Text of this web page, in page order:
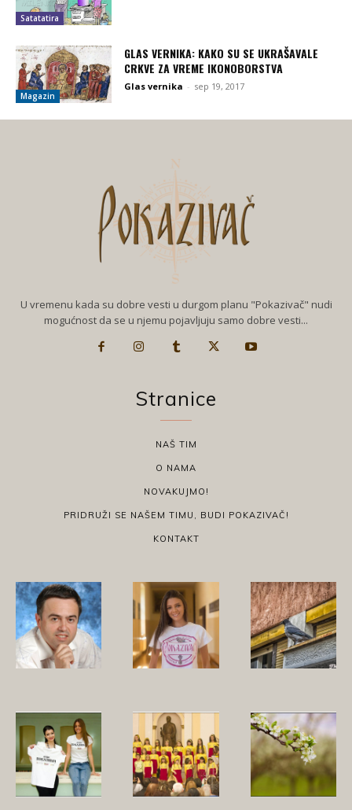
Satatatira
Magazin
GLAS VERNIKA: KAKO SU SE UKRAŠAVALE
CRKVE ZA VREME IKONOBORSTVA
Glas vernika - sep 19, 2017
U vremenu kada su dobre vesti u durgom planu "Pokazivač" nudi
mogućnost da se u njemu pojavljuju samo dobre vesti...
Stranice
NAŠ TIM
O NAMA
NOVAKUJMO!
PRIDRUŽI SE NAŠEM TIMU, BUDI POKAZIVAČ!
KONTAKT